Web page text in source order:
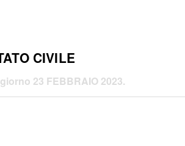
CIVILE
23 FEBBRAIO 2023.